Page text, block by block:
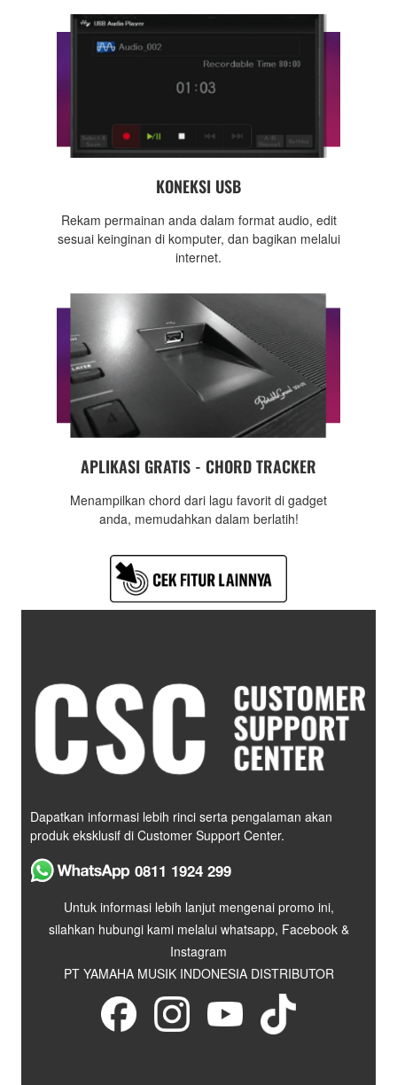
KONEKSI USB
Rekam permainan anda dalam format audio, edit
sesuai keinginan di komputer, dan bagikan melalui
internet.
APLIKASI GRATIS - CHORD TRACKER
Menampilkan chord dari lagu favorit di gadget
anda, memudahkan dalam berlatih!
Dapatkan informasi lebih rinci serta pengalaman akan
produk eksklusif di Customer Support Center.
0811 1924 299
Untuk informasi lebih lanjut mengenai promo ini,
silahkan hubungi kami melalui whatsapp, Facebook &
Instagram
PT YAMAHA MUSIK INDONESIA DISTRIBUTOR